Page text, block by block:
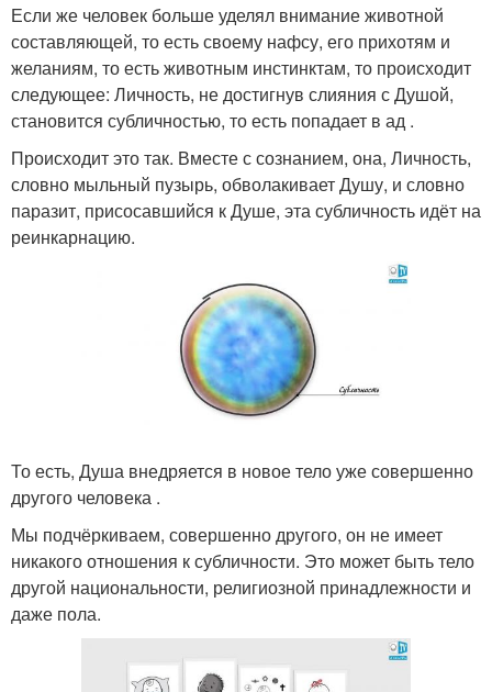
Если же человек больше уделял внимание животной
составляющей, то есть своему нафсу, его прихотям и
желаниям, то есть животным инстинктам, то происходит
следующее: Личность, не достигнув слияния с Душой,
становится субличностью, то есть попадает в ад .
Происходит это так. Вместе с сознанием, она, Личность,
словно мыльный пузырь, обволакивает Душу, и словно
паразит, присосавшийся к Душе, эта субличность идёт на
реинкарнацию.
То есть, Душа внедряется в новое тело уже совершенно
другого человека .
Мы подчёркиваем, совершенно другого, он не имеет
никакого отношения к субличности. Это может быть тело
другой национальности, религиозной принадлежности и
даже пола.